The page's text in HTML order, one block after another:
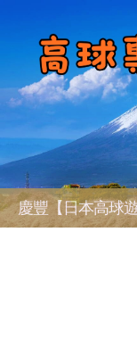
慶豐【日本高球